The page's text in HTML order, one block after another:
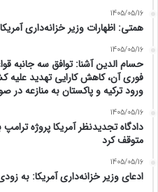
1405/05/16
همتی: اظهارات وزیر خزانه‌داری
1405/05/16
حسام الدین آشنا: توافق سه جانبه
فوری آن، کاهش کارایی تهدید علیه
ورود ترکیه و پاکستان به منازعه
1405/05/16
دادگاه تجدیدنظر آمریکا پروژه
متوقف کرد
1405/05/16
ادعای وزیر خزانه‌داری آمریکا: به